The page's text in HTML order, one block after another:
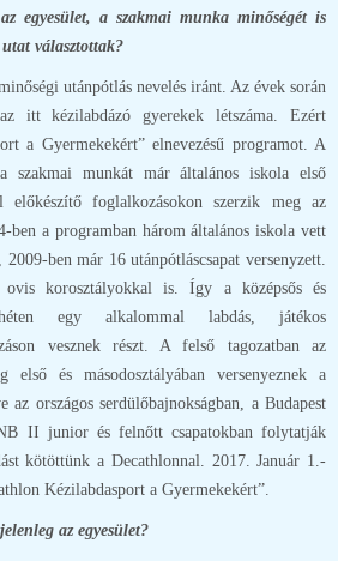
egyesület, a szakmai munka minőségét is
választottak?
utánpótlás nevelés iránt. Az évek során
itt kézilabdázó gyerekek létszáma. Ezért
a Gyermekekért” elnevezésű programot. A
szakmai munkát már általános iskola első
előkészítő foglalkozásokon szerzik meg az
ben a programban három általános iskola vett
ben már 16 utánpótláscsapat versenyzett.
korosztályokkal is. Így a középsős és
egy alkalommal labdás, játékos
vesznek részt. A felső tagozatban az
első és másodosztályában versenyeznek a
az országos serdülőbajnokságban, a Budapest
II junior és felnőtt csapatokban folytatják
kötöttünk a Decathlonnal. 2017. Január 1.-
Kézilabdasport a Gyermekekért”.
az egyesület?